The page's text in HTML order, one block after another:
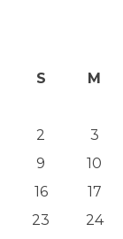
S M
2
3
9
10
16
17
23
24